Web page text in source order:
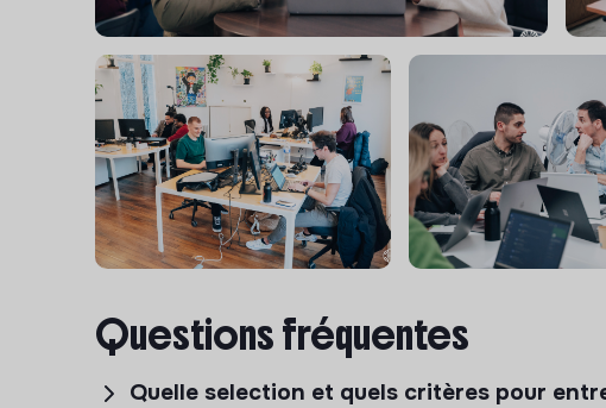
Questions fréquentes
Quelle selection et quels critères pour